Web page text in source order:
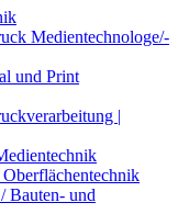
Medientechnologe/-
und Print
|
Bauten- und